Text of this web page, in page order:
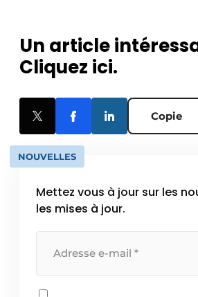
Un article
Cliquez ici.
Copie
NOUVELLES
Mettez vous à jour sur les
les mises à jour.